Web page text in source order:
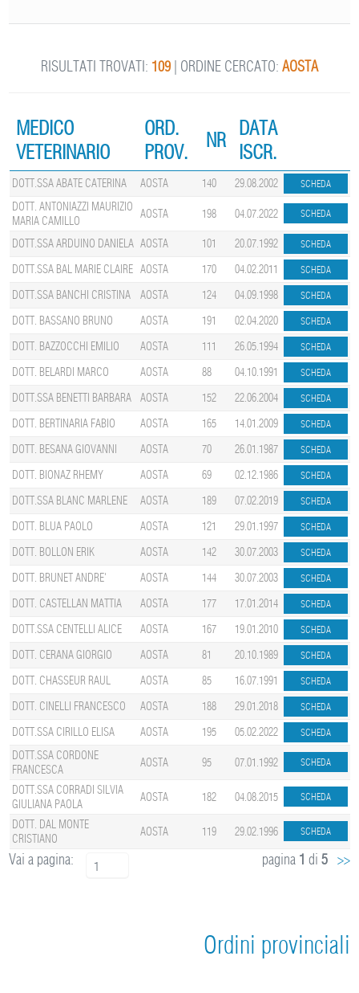
RISULTATI TROVATI: 109 | ORDINE CERCATO: AOSTA
MEDICO
VETERINARIO
ORD.
PROV.
NR DATA
ISCR.
DOTT.SSA ABATE CATERINA AOSTA 140
29.08.2002
DOTT. ANTONIAZZI MAURIZIO
MARIA CAMILLO
AOSTA 198 04.07.2022
DOTT.SSA ARDUINO DANIELA AOSTA 101
20.07.1992
DOTT.SSA BAL MARIE CLAIRE AOSTA 170
04.02.2011
DOTT.SSA BANCHI CRISTINA
AOSTA 124
04.09.1998
DOTT. BASSANO BRUNO
AOSTA 191
02.04.2020
DOTT. BAZZOCCHI EMILIO
AOSTA 111
26.05.1994
DOTT. BELARDI MARCO
AOSTA 88
04.10.1991
DOTT.SSA BENETTI BARBARA
AOSTA 152
22.06.2004
DOTT. BERTINARIA FABIO
AOSTA 165
14.01.2009
DOTT. BESANA GIOVANNI
AOSTA 70
26.01.1987
DOTT. BIONAZ RHEMY
AOSTA 69
02.12.1986
DOTT.SSA BLANC MARLENE
AOSTA 189
07.02.2019
DOTT. BLUA PAOLO
AOSTA 121
29.01.1997
DOTT. BOLLON ERIK
AOSTA 142
30.07.2003
DOTT. BRUNET ANDRE'
AOSTA 144
30.07.2003
DOTT. CASTELLAN MATTIA
AOSTA 177
17.01.2014
DOTT.SSA CENTELLI ALICE
AOSTA 167
19.01.2010
DOTT. CERANA GIORGIO
AOSTA 81
20.10.1989
DOTT. CHASSEUR RAUL
AOSTA 85
16.07.1991
DOTT. CINELLI FRANCESCO
AOSTA 188
29.01.2018
DOTT.SSA CIRILLO ELISA
AOSTA 195
05.02.2022
DOTT.SSA CORDONE
FRANCESCA
AOSTA 95
07.01.1992
DOTT.SSA CORRADI SILVIA
GIULIANA PAOLA
AOSTA 182
04.08.2015
DOTT. DAL MONTE
CRISTIANO
AOSTA 119 29.02.1996
pagina 1 di 5 >>
Vai a pagina: 1
Ordini provinciali